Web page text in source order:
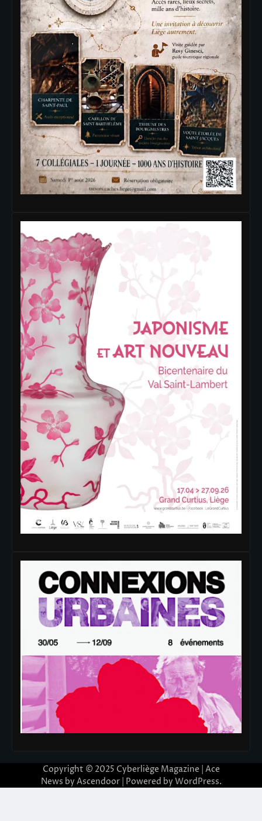
Copyright © 2025 Cyberliège Magazine | Ace
News by Ascendoor| Powered by WordPress.